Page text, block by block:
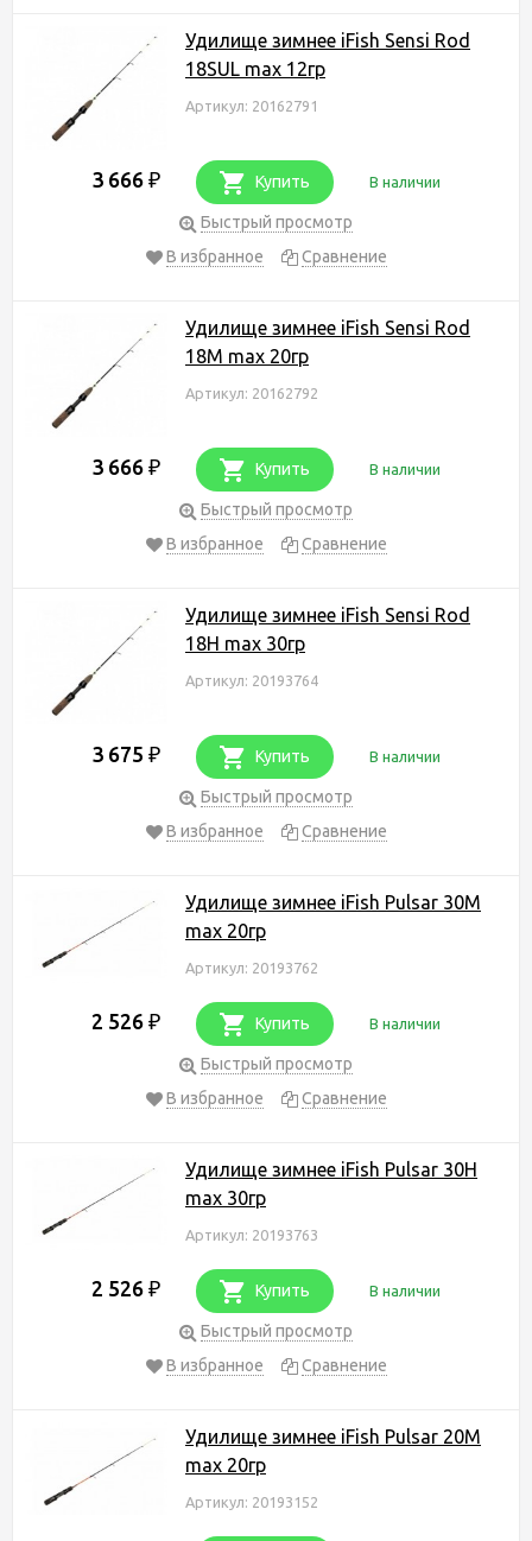
Удилище зимнее iFish Sensi Rod
18SUL max 12гр
Артикул: 20162791
3 666 ₽ Купить В наличии
Быстрый просмотр
В избранное
Сравнение
Удилище зимнее iFish Sensi Rod
18M max 20гр
Артикул: 20162792
3 666 ₽ Купить В наличии
Быстрый просмотр
В избранное
Сравнение
Удилище зимнее iFish Sensi Rod
18H max 30гр
Артикул: 20193764
3 675 ₽ Купить В наличии
Быстрый просмотр
В избранное
Сравнение
Удилище зимнее iFish Pulsar 30M
max 20гр
Артикул: 20193762
2 526 ₽ Купить В наличии
Быстрый просмотр
В избранное
Сравнение
Удилище зимнее iFish Pulsar 30H
max 30гр
Артикул: 20193763
2 526 ₽ Купить В наличии
Быстрый просмотр
В избранное
Сравнение
Удилище зимнее iFish Pulsar 20M
max 20гр
Артикул: 20193152